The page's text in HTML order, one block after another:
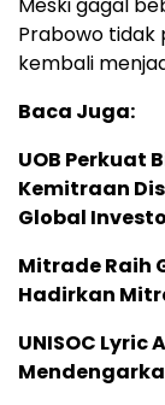
Meski gagal
Prabowo tidak
kembali
Baca Juga:
UOB Perkuat
Kemitraan
Global
Mitrade Raih
Hadirkan
UNISOC